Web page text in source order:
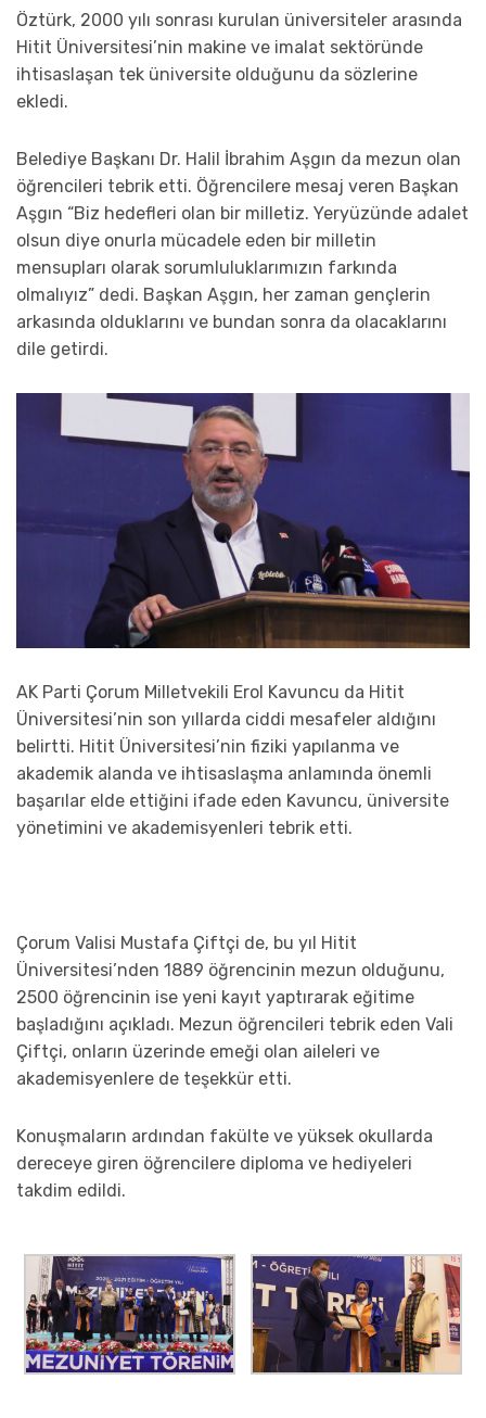
Öztürk, 2000 yılı sonrası kurulan üniversiteler arasında
Hitit Üniversitesi’nin makine ve imalat sektöründe
ihtisaslaşan tek üniversite olduğunu da sözlerine
ekledi.
Belediye Başkanı Dr. Halil İbrahim Aşgın da mezun olan
öğrencileri tebrik etti. Öğrencilere mesaj veren Başkan
Aşgın “Biz hedefleri olan bir milletiz. Yeryüzünde adalet
olsun diye onurla mücadele eden bir milletin
mensupları olarak sorumluluklarımızın farkında
olmalıyız” dedi. Başkan Aşgın, her zaman gençlerin
arkasında olduklarını ve bundan sonra da olacaklarını
dile getirdi.
AK Parti Çorum Milletvekili Erol Kavuncu da Hitit
Üniversitesi’nin son yıllarda ciddi mesafeler aldığını
belirtti. Hitit Üniversitesi’nin fiziki yapılanma ve
akademik alanda ve ihtisaslaşma anlamında önemli
başarılar elde ettiğini ifade eden Kavuncu, üniversite
yönetimini ve akademisyenleri tebrik etti.
Çorum Valisi Mustafa Çiftçi de, bu yıl Hitit
Üniversitesi’nden 1889 öğrencinin mezun olduğunu,
2500 öğrencinin ise yeni kayıt yaptırarak eğitime
başladığını açıkladı. Mezun öğrencileri tebrik eden Vali
Çiftçi, onların üzerinde emeği olan aileleri ve
akademisyenlere de teşekkür etti.
Konuşmaların ardından fakülte ve yüksek okullarda
dereceye giren öğrencilere diploma ve hediyeleri
takdim edildi.